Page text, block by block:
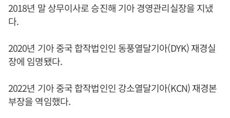
2018년 말 상무이사로 승진해 기아 경영관리실장을 지냈
다.
2020년 기아 중국 합작법인인 동풍열달기아(DYK) 재경실
장에 임명됐다.
2022년 기아 중국 합작법인인 강소열달기아(KCN) 재경본
부장을 역임했다.